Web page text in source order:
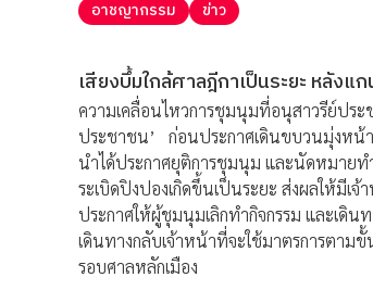
อาชญากรรม ข่าว
เสียงบึ้มใกล้ศาลฎีกาเป็นระยะ หลั
ความเคลื่อนไหวการชุมนุมที่อนุสาวรีย์ปร
ประชาชน’ ก่อนประกาศเดินขบวนมุ่งหน้า
นำได้ประกาศยุติการชุมนุม และนัดหมายท
ระเบิดปิงปองเกิดขึ้นเป็นระยะ ส่งผลให้มี
ประกาศให้ผู้ชุมนุมเลิกทำกิจกรรม และเดิ
เดินทางกลับเจ้าหน้าที่จะใช้มาตรการตา
รอบศาลหลักเมือง